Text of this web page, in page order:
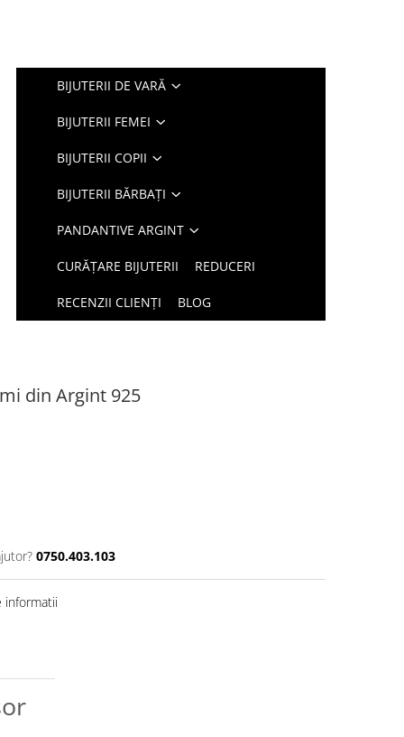
BIJUTERII DE VARĂ
BIJUTERII FEMEI
BIJUTERII COPII
BIJUTERII BĂRBAȚI
PANDANTIVE ARGINT
CURĂȚARE BIJUTERII REDUCERI
RECENZII CLIENȚI BLOG
din Argint 925
0750.403.103
informatii